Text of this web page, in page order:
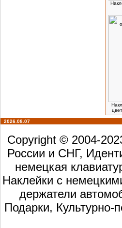
2026.08.07
Copyright © 2004-
России и СНГ,
немецкая
Наклейки с
держатели
Подарки, Культурно-